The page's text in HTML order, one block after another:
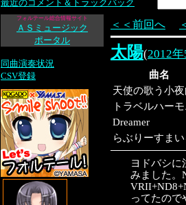
最近のコメント＆トラックバック
フォルテール総合情報サイト
ＡＳミュージック
ポータル
同曲演奏状況
CSV登録
＜＜前回へ
太陽(2012年
曲名
天使の歌う小夜
トラベルハー
Dreamer
らぶりーすまい
ヨドバシに
みました。
ってたので